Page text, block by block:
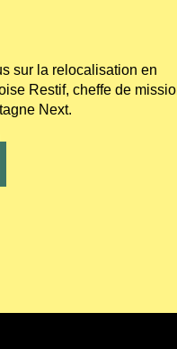
sur la relocalisation en
Restif, cheffe de
Next.